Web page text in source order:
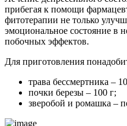
прибегая к помощи
фитотерапии не только
эмоциональное состояние в
побочных эффектов.
Для приготовления
трава бессмертника –
почки березы – 100 г;
зверобой и ромашка –